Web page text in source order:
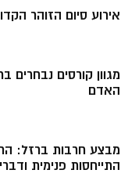
אירוע סיום הזוהר
מגוון קורסים נבחרים
האדם
מבצע חרבות ברזל:
התייחסות פנימית